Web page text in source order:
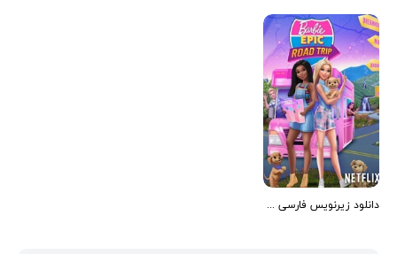
دانلود زیرنویس فارسی فیلم Barbie: Epic Road Trip 2022